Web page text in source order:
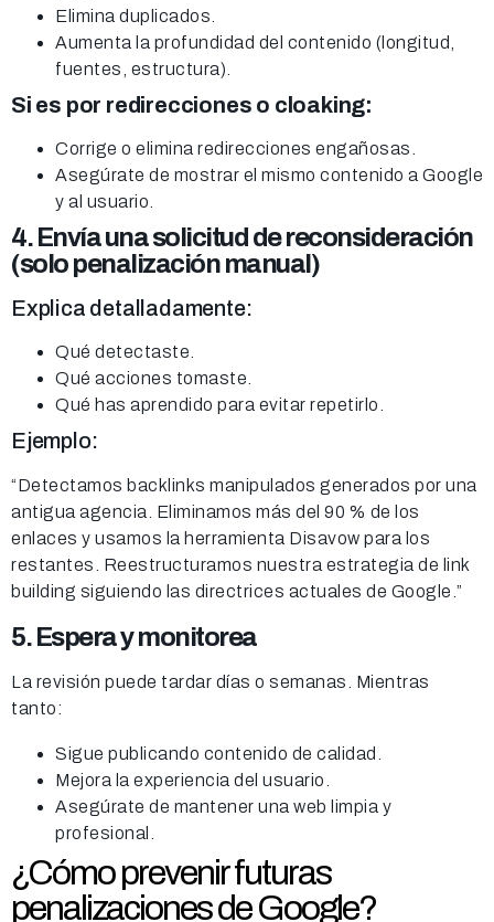
Elimina duplicados.
Aumenta la profundidad del contenido (longitud,
fuentes, estructura).
Si es por redirecciones o cloaking:
Corrige o elimina redirecciones engañosas.
Asegúrate de mostrar el mismo contenido a Google
y al usuario.
4. Envía una solicitud de reconsideración
(solo penalización manual)
Explica detalladamente:
Qué detectaste.
Qué acciones tomaste.
Qué has aprendido para evitar repetirlo.
Ejemplo:
“Detectamos backlinks manipulados generados por una
antigua agencia. Eliminamos más del 90 % de los
enlaces y usamos la herramienta Disavow para los
restantes. Reestructuramos nuestra estrategia de link
building siguiendo las directrices actuales de Google.”
5. Espera y monitorea
La revisión puede tardar días o semanas. Mientras
tanto:
Sigue publicando contenido de calidad.
Mejora la experiencia del usuario.
Asegúrate de mantener una web limpia y
profesional.
¿Cómo prevenir futuras
penalizaciones de Google?